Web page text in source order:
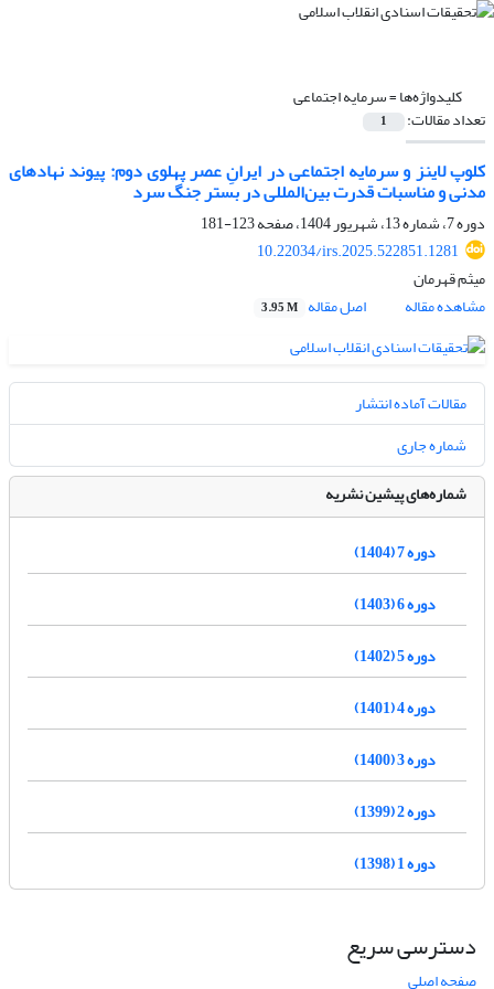
کلیدواژه‌ها =سرمایه اجتماعی
تعداد مقالات: 1
کلوپ لاینز و سرمایه اجتماعی در ایرانِ عصر پهلوی دوم: پیوند نهادهای
مدنی و مناسبات قدرت بین‌المللی در بستر جنگ سرد
دوره 7، شماره 13، شهریور 1404، صفحه
123-181
10.22034/irs.2025.522851.1281
میثم قهرمان
مشاهده مقاله
اصل مقاله 3.95 M
مقالات آماده انتشار
شماره جاری
شماره‌های پیشین نشریه
دوره 7 (1404)
دوره 6 (1403)
دوره 5 (1402)
دوره 4 (1401)
دوره 3 (1400)
دوره 2 (1399)
دوره 1 (1398)
دسترسی سریع
صفحه اصلی